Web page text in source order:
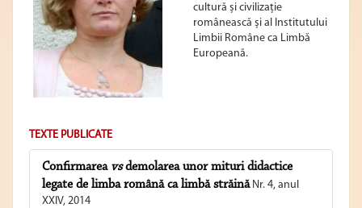
cultură și civilizație
românească și al Institutului
Limbii Române ca Limbă
Europeană.
TEXTE PUBLICATE
Confirmarea vsdemolarea unor mituri didactice
legate de limba română ca limbă străinăNr. 4, anul
XXIV, 2014